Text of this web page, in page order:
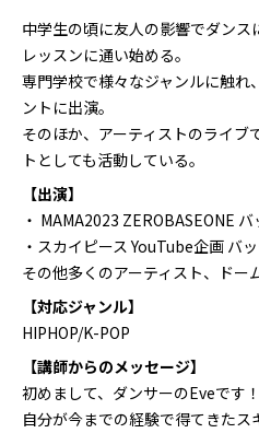
中学生の頃に友人の影響でダンス
レッスンに通い始める。
専門学校で様々なジャンルに触れ
ントに出演。
そのほか、アーティストのライブ
トとしても活動している。
【出演】
・ MAMA2023 ZEROBASEONE
・スカイピース YouTube企画 バ
その他多くのアーティスト、ドー
【対応ジャンル】
HIPHOP/K-POP
【講師からのメッセージ】
初めまして、ダンサーのEveです！
自分が今までの経験で得てきた